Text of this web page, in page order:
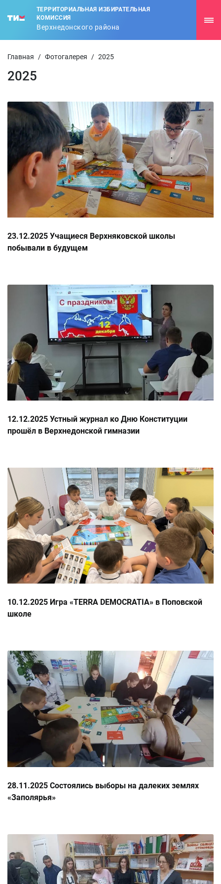
ТЕРРИТОРИАЛЬНАЯ ИЗБИРАТЕЛЬНАЯ
КОМИССИЯ
Верхнедонского района
Главная / Фотогалерея / 2025
2025
23.12.2025 Учащиеся Верхняковской школы
побывали в будущем
12.12.2025 Устный журнал ко Дню Конституции
прошёл в Верхнедонской гимназии
10.12.2025 Игра «TERRA DEMOCRATIA» в Поповской
школе
28.11.2025 Состоялись выборы на далеких землях
«Заполярья»